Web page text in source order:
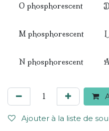
O phosphorescent
M phosphorescent
N phosphorescent
Ajouter à la liste de